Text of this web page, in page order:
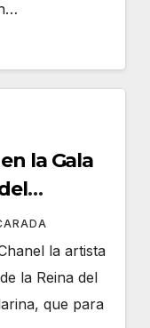
la Gala
la artista
la Reina del
que para